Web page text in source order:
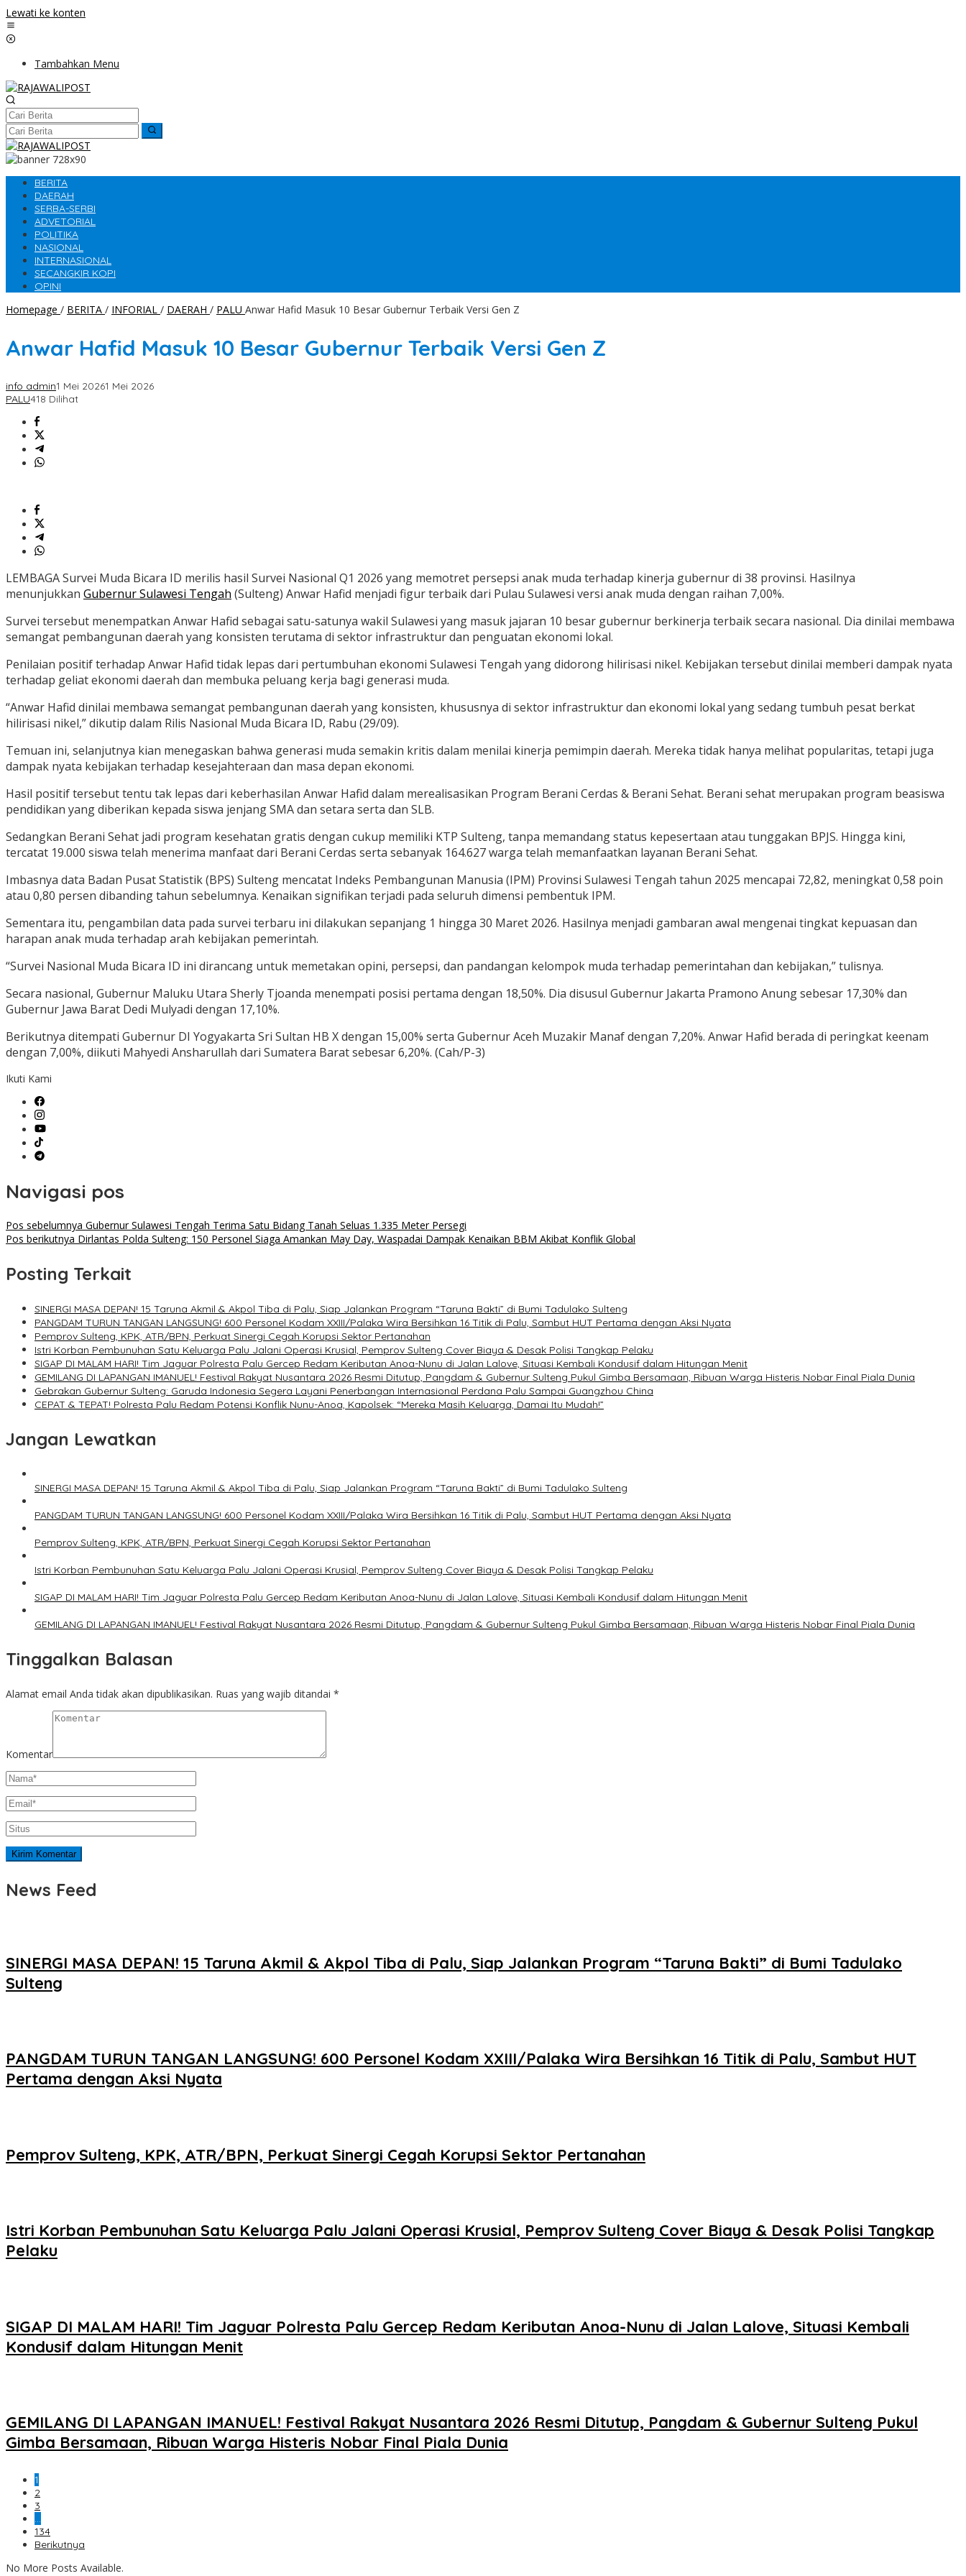
Lewati ke konten
Tambahkan Menu
BERITA
DAERAH
SERBA-SERBI
ADVETORIAL
POLITIKA
NASIONAL
INTERNASIONAL
SECANGKIR KOPI
OPINI
Homepage / BERITA / INFORIAL / DAERAH / PALU Anwar Hafid Masuk 10 Besar Gubernur Terbaik Versi Gen Z
Anwar Hafid Masuk 10 Besar Gubernur Terbaik Versi Gen Z
info admin1 Mei 20261 Mei 2026
PALU418 Dilihat
LEMBAGA Survei Muda Bicara ID merilis hasil Survei Nasional Q1 2026 yang memotret persepsi anak muda terhadap kinerja gubernur di 38 provinsi. Hasilnya
menunjukkan Gubernur Sulawesi Tengah (Sulteng) Anwar Hafid menjadi figur terbaik dari Pulau Sulawesi versi anak muda dengan raihan 7,00%.
Survei tersebut menempatkan Anwar Hafid sebagai satu-satunya wakil Sulawesi yang masuk jajaran 10 besar gubernur berkinerja terbaik secara nasional. Dia dinilai membawa
semangat pembangunan daerah yang konsisten terutama di sektor infrastruktur dan penguatan ekonomi lokal.
Penilaian positif terhadap Anwar Hafid tidak lepas dari pertumbuhan ekonomi Sulawesi Tengah yang didorong hilirisasi nikel. Kebijakan tersebut dinilai memberi dampak nyata
terhadap geliat ekonomi daerah dan membuka peluang kerja bagi generasi muda.
“Anwar Hafid dinilai membawa semangat pembangunan daerah yang konsisten, khususnya di sektor infrastruktur dan ekonomi lokal yang sedang tumbuh pesat berkat
hilirisasi nikel,” dikutip dalam Rilis Nasional Muda Bicara ID, Rabu (29/09).
Temuan ini, selanjutnya kian menegaskan bahwa generasi muda semakin kritis dalam menilai kinerja pemimpin daerah. Mereka tidak hanya melihat popularitas, tetapi juga
dampak nyata kebijakan terhadap kesejahteraan dan masa depan ekonomi.
Hasil positif tersebut tentu tak lepas dari keberhasilan Anwar Hafid dalam merealisasikan Program Berani Cerdas & Berani Sehat. Berani sehat merupakan program beasiswa
pendidikan yang diberikan kepada siswa jenjang SMA dan setara serta dan SLB.
Sedangkan Berani Sehat jadi program kesehatan gratis dengan cukup memiliki KTP Sulteng, tanpa memandang status kepesertaan atau tunggakan BPJS. Hingga kini,
tercatat 19.000 siswa telah menerima manfaat dari Berani Cerdas serta sebanyak 164.627 warga telah memanfaatkan layanan Berani Sehat.
Imbasnya data Badan Pusat Statistik (BPS) Sulteng mencatat Indeks Pembangunan Manusia (IPM) Provinsi Sulawesi Tengah tahun 2025 mencapai 72,82, meningkat 0,58 poin
atau 0,80 persen dibanding tahun sebelumnya. Kenaikan signifikan terjadi pada seluruh dimensi pembentuk IPM.
Sementara itu, pengambilan data pada survei terbaru ini dilakukan sepanjang 1 hingga 30 Maret 2026. Hasilnya menjadi gambaran awal mengenai tingkat kepuasan dan
harapan anak muda terhadap arah kebijakan pemerintah.
“Survei Nasional Muda Bicara ID ini dirancang untuk memetakan opini, persepsi, dan pandangan kelompok muda terhadap pemerintahan dan kebijakan,” tulisnya.
Secara nasional, Gubernur Maluku Utara Sherly Tjoanda menempati posisi pertama dengan 18,50%. Dia disusul Gubernur Jakarta Pramono Anung sebesar 17,30% dan
Gubernur Jawa Barat Dedi Mulyadi dengan 17,10%.
Berikutnya ditempati Gubernur DI Yogyakarta Sri Sultan HB X dengan 15,00% serta Gubernur Aceh Muzakir Manaf dengan 7,20%. Anwar Hafid berada di peringkat keenam
dengan 7,00%, diikuti Mahyedi Ansharullah dari Sumatera Barat sebesar 6,20%. (Cah/P-3)
Ikuti Kami
Navigasi pos
Pos sebelumnya Gubernur Sulawesi Tengah Terima Satu Bidang Tanah Seluas 1.335 Meter Persegi
Pos berikutnya Dirlantas Polda Sulteng: 150 Personel Siaga Amankan May Day, Waspadai Dampak Kenaikan BBM Akibat Konflik Global
Posting Terkait
SINERGI MASA DEPAN! 15 Taruna Akmil & Akpol Tiba di Palu, Siap Jalankan Program “Taruna Bakti” di Bumi Tadulako Sulteng
PANGDAM TURUN TANGAN LANGSUNG! 600 Personel Kodam XXIII/Palaka Wira Bersihkan 16 Titik di Palu, Sambut HUT Pertama dengan Aksi Nyata
Pemprov Sulteng, KPK, ATR/BPN, Perkuat Sinergi Cegah Korupsi Sektor Pertanahan
Istri Korban Pembunuhan Satu Keluarga Palu Jalani Operasi Krusial, Pemprov Sulteng Cover Biaya & Desak Polisi Tangkap Pelaku
SIGAP DI MALAM HARI! Tim Jaguar Polresta Palu Gercep Redam Keributan Anoa-Nunu di Jalan Lalove, Situasi Kembali Kondusif dalam Hitungan Menit
GEMILANG DI LAPANGAN IMANUEL! Festival Rakyat Nusantara 2026 Resmi Ditutup, Pangdam & Gubernur Sulteng Pukul Gimba Bersamaan, Ribuan Warga Histeris Nobar Final Piala Dunia
Gebrakan Gubernur Sulteng: Garuda Indonesia Segera Layani Penerbangan Internasional Perdana Palu Sampai Guangzhou China
CEPAT & TEPAT! Polresta Palu Redam Potensi Konflik Nunu-Anoa, Kapolsek: “Mereka Masih Keluarga, Damai Itu Mudah!”
Jangan Lewatkan
SINERGI MASA DEPAN! 15 Taruna Akmil & Akpol Tiba di Palu, Siap Jalankan Program “Taruna Bakti” di Bumi Tadulako Sulteng
PANGDAM TURUN TANGAN LANGSUNG! 600 Personel Kodam XXIII/Palaka Wira Bersihkan 16 Titik di Palu, Sambut HUT Pertama dengan Aksi Nyata
Pemprov Sulteng, KPK, ATR/BPN, Perkuat Sinergi Cegah Korupsi Sektor Pertanahan
Istri Korban Pembunuhan Satu Keluarga Palu Jalani Operasi Krusial, Pemprov Sulteng Cover Biaya & Desak Polisi Tangkap Pelaku
SIGAP DI MALAM HARI! Tim Jaguar Polresta Palu Gercep Redam Keributan Anoa-Nunu di Jalan Lalove, Situasi Kembali Kondusif dalam Hitungan Menit
GEMILANG DI LAPANGAN IMANUEL! Festival Rakyat Nusantara 2026 Resmi Ditutup, Pangdam & Gubernur Sulteng Pukul Gimba Bersamaan, Ribuan Warga Histeris Nobar Final Piala Dunia
Tinggalkan Balasan
Alamat email Anda tidak akan dipublikasikan. Ruas yang wajib ditandai *
Komentar
News Feed
SINERGI MASA DEPAN! 15 Taruna Akmil & Akpol Tiba di Palu, Siap Jalankan Program “Taruna Bakti” di Bumi Tadulako
Sulteng
PANGDAM TURUN TANGAN LANGSUNG! 600 Personel Kodam XXIII/Palaka Wira Bersihkan 16 Titik di Palu, Sambut HUT
Pertama dengan Aksi Nyata
Pemprov Sulteng, KPK, ATR/BPN, Perkuat Sinergi Cegah Korupsi Sektor Pertanahan
Istri Korban Pembunuhan Satu Keluarga Palu Jalani Operasi Krusial, Pemprov Sulteng Cover Biaya & Desak Polisi Tangkap
Pelaku
SIGAP DI MALAM HARI! Tim Jaguar Polresta Palu Gercep Redam Keributan Anoa-Nunu di Jalan Lalove, Situasi Kembali
Kondusif dalam Hitungan Menit
GEMILANG DI LAPANGAN IMANUEL! Festival Rakyat Nusantara 2026 Resmi Ditutup, Pangdam & Gubernur Sulteng Pukul
Gimba Bersamaan, Ribuan Warga Histeris Nobar Final Piala Dunia
1
2
3
…
134
Berikutnya
No More Posts Available.